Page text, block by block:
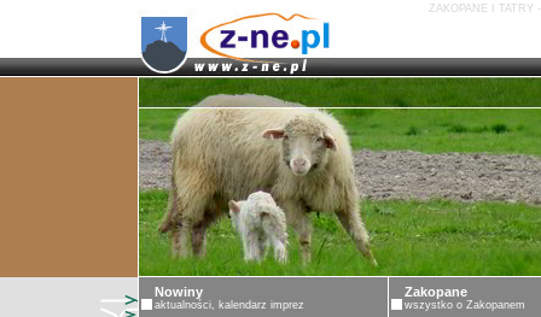
ZAKOPANE I TATRY
Nowiny
aktualności, kalendarz imprez
Zakopane
wszystko o Zakopanem